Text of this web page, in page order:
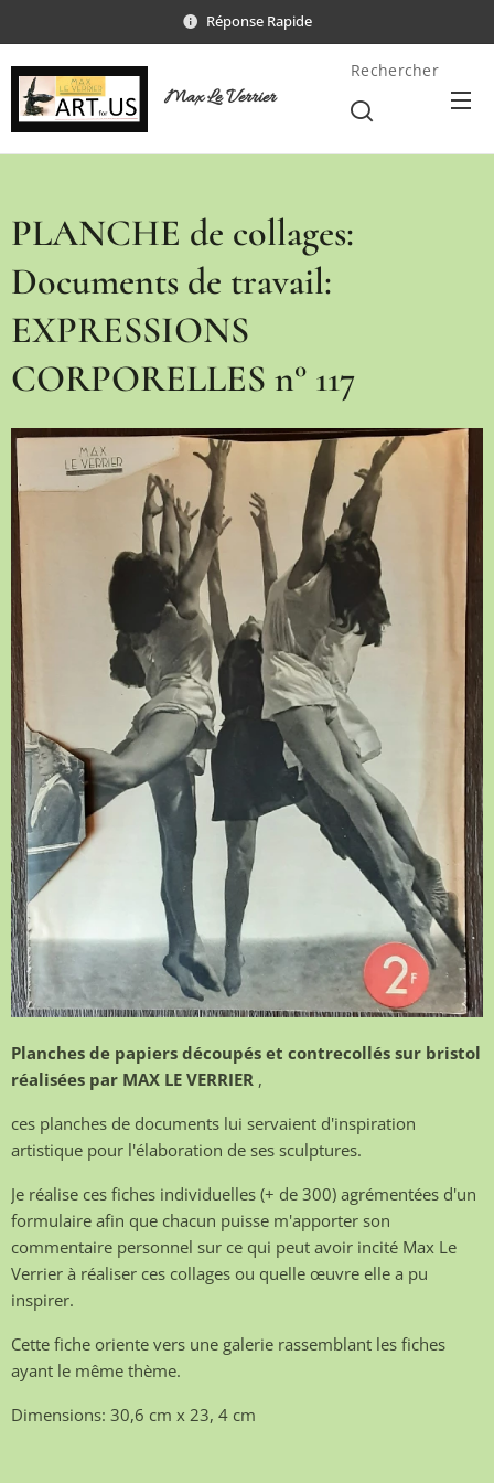
Réponse Rapide
Max Le Verrier
Rechercher
PLANCHE de collages:
Documents de travail:
EXPRESSIONS
CORPORELLES n° 117
Planches de papiers découpés et contrecollés sur bristol
réalisées par MAX LE VERRIER ,
ces planches de documents lui servaient d'inspiration
artistique pour l'élaboration de ses sculptures.
Je réalise ces fiches individuelles (+ de 300) agrémentées d'un
formulaire afin que chacun puisse m'apporter son
commentaire personnel sur ce qui peut avoir incité Max Le
Verrier à réaliser ces collages ou quelle œuvre elle a pu
inspirer.
Cette fiche oriente vers une galerie rassemblant les fiches
ayant le même thème.
Dimensions: 30,6 cm x 23, 4 cm